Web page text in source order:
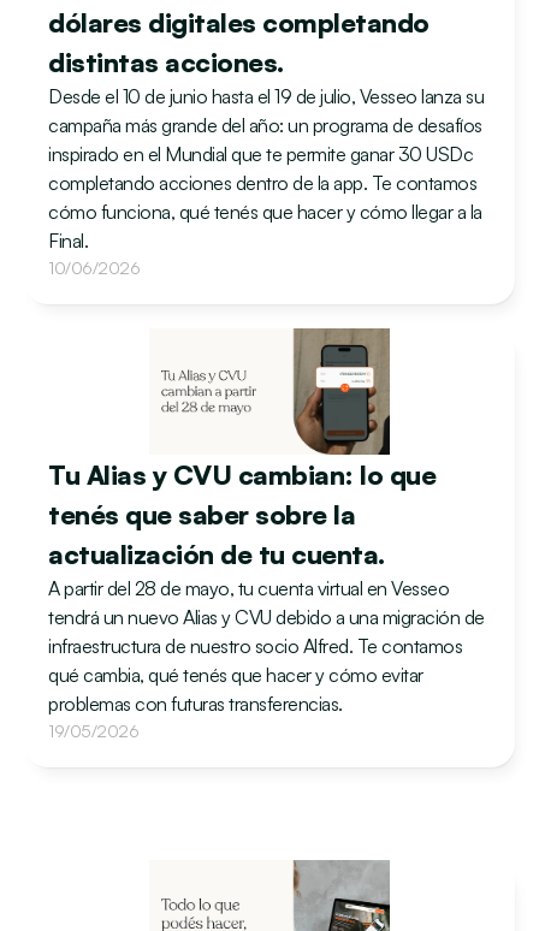
dólares digitales completando
distintas acciones.
Desde el 10 de junio hasta el 19 de julio, Vesseo lanza su
campaña más grande del año: un programa de desafíos
inspirado en el Mundial que te permite ganar 30 USDc
completando acciones dentro de la app. Te contamos
cómo funciona, qué tenés que hacer y cómo llegar a la
Final.
10/06/2026
Tu Alias y CVU cambian: lo que
tenés que saber sobre la
actualización de tu cuenta.
A partir del 28 de mayo, tu cuenta virtual en Vesseo
tendrá un nuevo Alias y CVU debido a una migración de
infraestructura de nuestro socio Alfred. Te contamos
qué cambia, qué tenés que hacer y cómo evitar
problemas con futuras transferencias.
19/05/2026